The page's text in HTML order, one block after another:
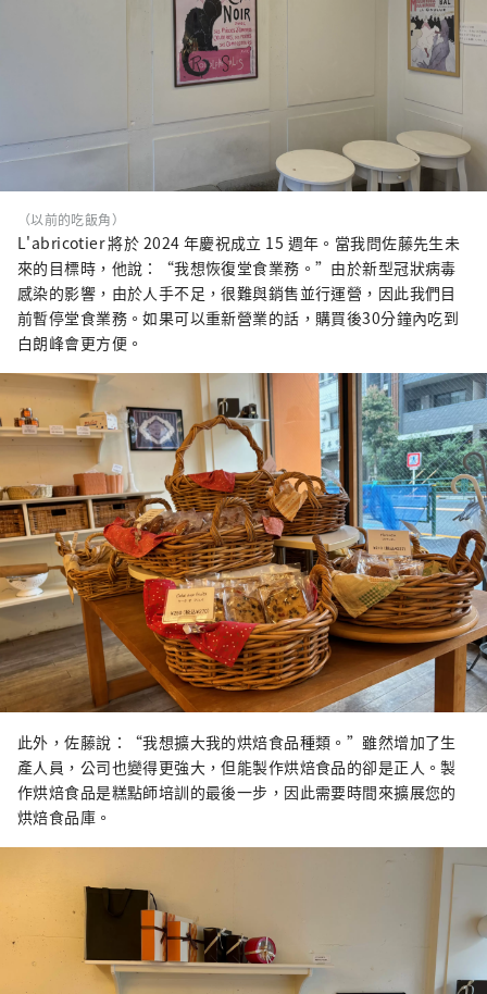
（以前的吃飯角）
L'abricotier 將於 2024 年慶祝成立 15 週年。當我問佐藤先生未
來的目標時，他說：“我想恢復堂食業務。”由於新型冠狀病毒
感染的影響，由於人手不足，很難與銷售並行運營，因此我們目
前暫停堂食業務。如果可以重新營業的話，購買後30分鐘內吃到
白朗峰會更方便。
此外，佐藤說：“我想擴大我的烘焙食品種類。”雖然增加了生
產人員，公司也變得更強大，但能製作烘焙食品的卻是正人。製
作烘焙食品是糕點師培訓的最後一步，因此需要時間來擴展您的
烘焙食品庫。